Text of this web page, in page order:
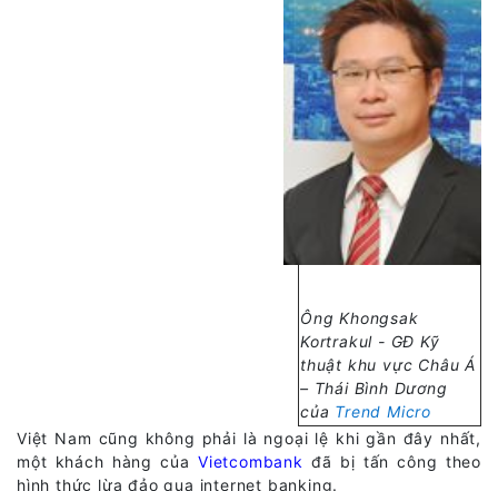
Ông Khongsak
Kortrakul - GĐ Kỹ
thuật khu vực Châu Á
– Thái Bình Dương
của Trend Micro
Việt Nam cũng không phải là ngoại lệ khi gần đây nhất,
một khách hàng của Vietcombank đã bị tấn công theo
hình thức lừa đảo qua internet banking.